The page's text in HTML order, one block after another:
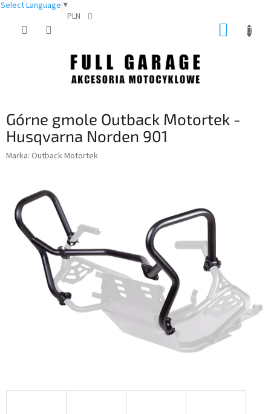
Select Language ▼
PLN
Górne gmole Outback Motortek -
Husqvarna Norden 901
Marka: Outback Motortek